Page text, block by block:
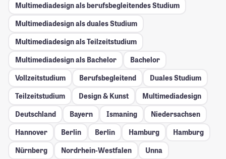
Multimediadesign als berufsbegleitendes Studium
Multimediadesign als duales Studium
Multimediadesign als Teilzeitstudium
Multimediadesign als Bachelor
Bachelor
Vollzeitstudium
Berufsbegleitend
Duales Studium
Teilzeitstudium
Design & Kunst
Multimediadesign
Deutschland
Bayern Ismaning
Niedersachsen
Hannover
Berlin Berlin Hamburg
Hamburg
Nürnberg
Nordrhein-Westfalen
Unna